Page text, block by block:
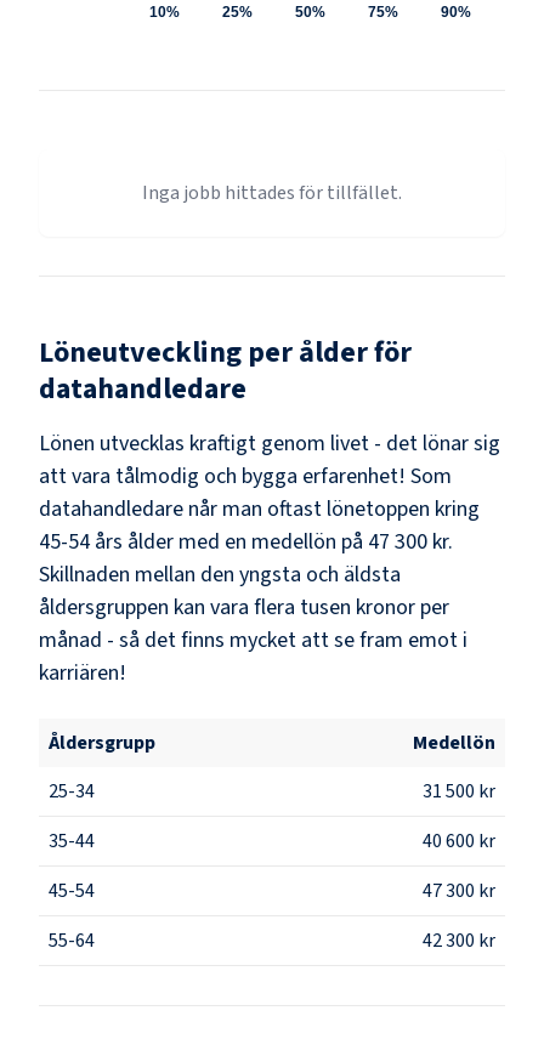
10% 25% 50% 75% 90%
Inga jobb hittades för tillfället.
Löneutveckling per ålder för
datahandledare
Lönen utvecklas kraftigt genom livet - det lönar sig
att vara tålmodig och bygga erfarenhet! Som
datahandledare når man oftast lönetoppen kring
45-54 års ålder med en medellön på 47 300 kr.
Skillnaden mellan den yngsta och äldsta
åldersgruppen kan vara flera tusen kronor per
månad - så det finns mycket att se fram emot i
karriären!
Åldersgrupp
Medellön
25-34
31 500 kr
35-44
40 600 kr
45-54
47 300 kr
55-64
42 300 kr